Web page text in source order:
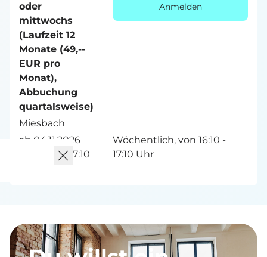
oder
mittwochs
(Laufzeit 12
Monate (49,--
EUR pro
Monat),
Abbuchung
quartalsweise)
ab 04.11.2026
von 16:10 - 17:10
Wöchentlich, von 16:10 -
17:10 Uhr
Miesbach
Anmelden